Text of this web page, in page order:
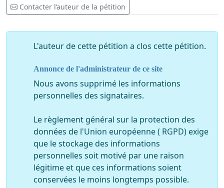
Contacter l’auteur de la pétition
L'auteur de cette pétition a clos cette pétition.
Annonce de l'administrateur de ce site
Nous avons supprimé les informations
personnelles des signataires.
Le règlement général sur la protection des
données de l'Union européenne ( RGPD) exige
que le stockage des informations
personnelles soit motivé par une raison
légitime et que ces informations soient
conservées le moins longtemps possible.